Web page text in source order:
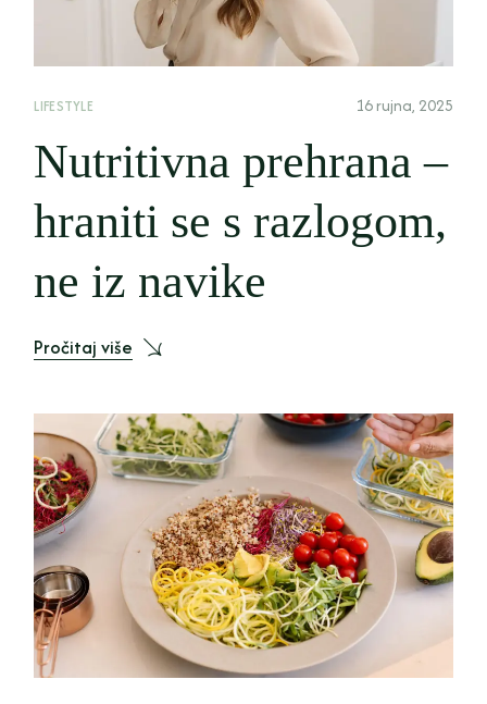
LIFESTYLE 16 rujna, 2025
Nutritivna prehrana –
hraniti se s razlogom,
ne iz navike
Pročitaj više